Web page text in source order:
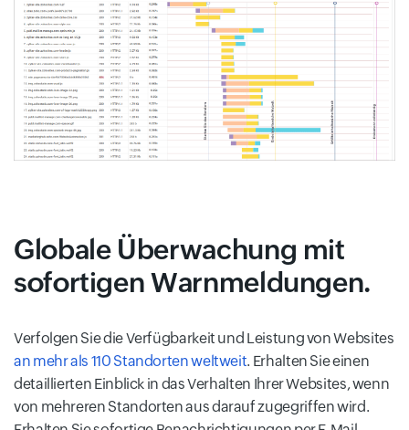
Globale Überwachung mit
sofortigen Warnmeldungen.
Verfolgen Sie die Verfügbarkeit und Leistung von Websites
an mehr als 110 Standorten weltweit. Erhalten Sie einen
detaillierten Einblick in das Verhalten Ihrer Websites, wenn
von mehreren Standorten aus darauf zugegriffen wird.